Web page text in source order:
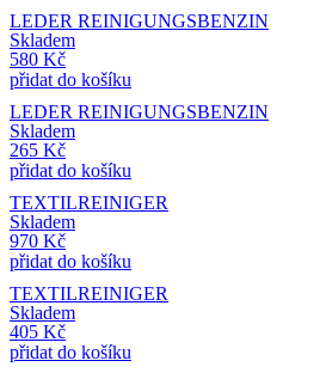
LEDER REINIGUNGSBENZIN
Skladem
580 Kč
přidat do košíku
LEDER REINIGUNGSBENZIN
Skladem
265 Kč
přidat do košíku
TEXTILREINIGER
Skladem
970 Kč
přidat do košíku
TEXTILREINIGER
Skladem
405 Kč
přidat do košíku